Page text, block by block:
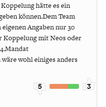
hätte es ein
können.Dem Team
Angaben nur 30
Koppelung mit Neos oder
wäre wohl einiges anders
5 3